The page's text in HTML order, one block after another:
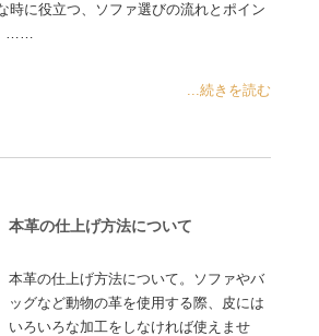
時に役立つ、ソファ選びの流れとポイン
……
...続きを読む
本革の仕上げ方法について
本革の仕上げ方法について。ソファやバ
ッグなど動物の革を使用する際、皮には
いろいろな加工をしなければ使えませ